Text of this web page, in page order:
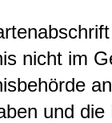
nicht im
und